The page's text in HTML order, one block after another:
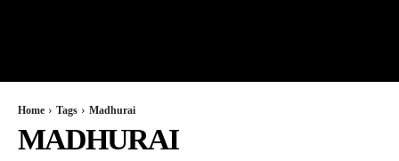
Home Tags Madhurai
MADHURAI